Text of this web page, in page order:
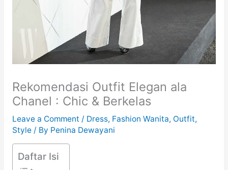
Rekomendasi Outfit Elegan ala
Chanel : Chic & Berkelas
Leave a Comment / Dress, Fashion Wanita, Outfit,
Style/ By Penina Dewayani
Daftar Isi